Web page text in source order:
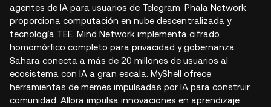
agentes de IA para usuarios de Telegram. Phala Network
proporciona computación en nube descentralizada y
tecnología TEE. Mind Network implementa cifrado
homomórfico completo para privacidad y gobernanza.
Sahara conecta a más de 20 millones de usuarios al
ecosistema con IA a gran escala. MyShell ofrece
herramientas de memes impulsadas por IA para construir
comunidad. Allora impulsa innovaciones en aprendizaje